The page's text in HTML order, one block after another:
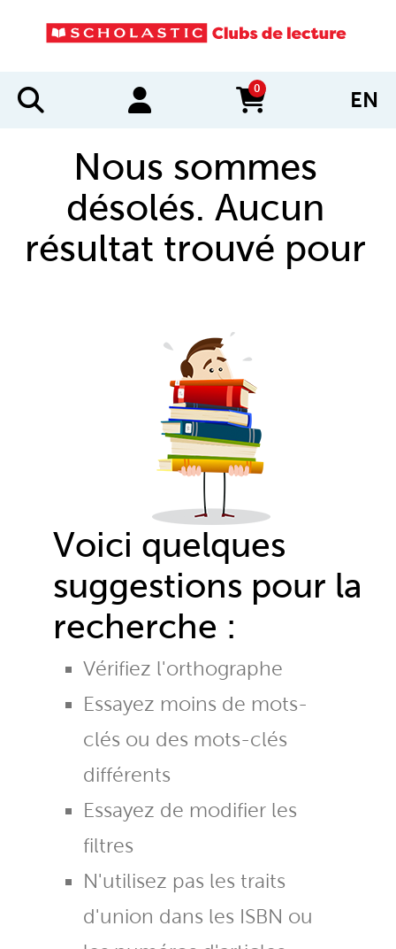
0
items in cart EN
Nous sommes
désolés. Aucun
résultat trouvé pour
Voici quelques
suggestions pour la
recherche :
Vérifiez l'orthographe
Essayez moins de mots-
clés ou des mots-clés
différents
Essayez de modifier les
filtres
N'utilisez pas les traits
d'union dans les ISBN ou